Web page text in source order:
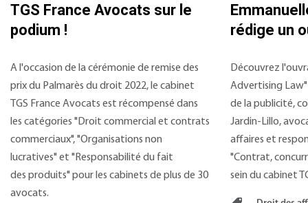
TGS France Avocats sur le
podium !
A l'occasion de la cérémonie de remise des
prix du Palmarès du droit 2022, le cabinet
TGS France Avocats est récompensé dans
les catégories "Droit commercial et contrats
commerciaux", "Organisations non
lucratives" et "Responsabilité du fait
des produits" pour les cabinets de plus de 30
avocats.
rédige un
Découvrez
Advertising
de la publicité,
Jardin-Lillo,
affaires et
"Contrat,
sein du cabinet